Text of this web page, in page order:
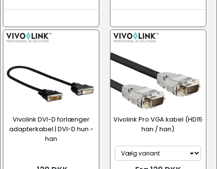
Vivolink DVI-D forlænger
adapterkabel | DVI-D hun -
han
Vivolink Pro VGA kabel (HD15
han / han)